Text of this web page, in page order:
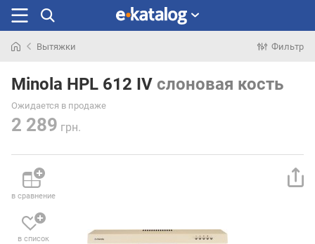
раньше
Вытяжки Фильтр
Minola HPL 612 IV слоновая кость
Ожидается в продаже
2 289 грн.
в сравнение
в список